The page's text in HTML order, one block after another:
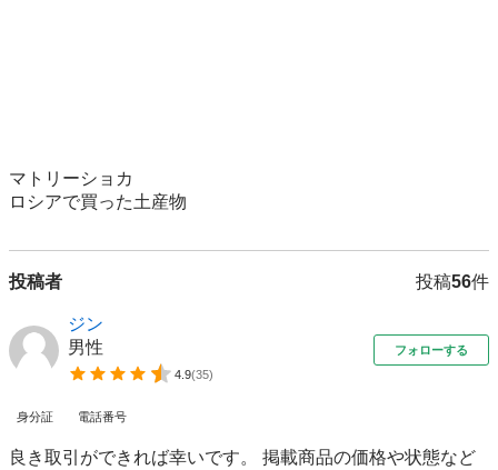
マトリーショカ
ロシアで買った土産物
投稿者 投稿56件
ジン
男性
4.9(35)
フォローする
身分証 電話番号
良き取引ができれば幸いです。 掲載商品の価格や状態など